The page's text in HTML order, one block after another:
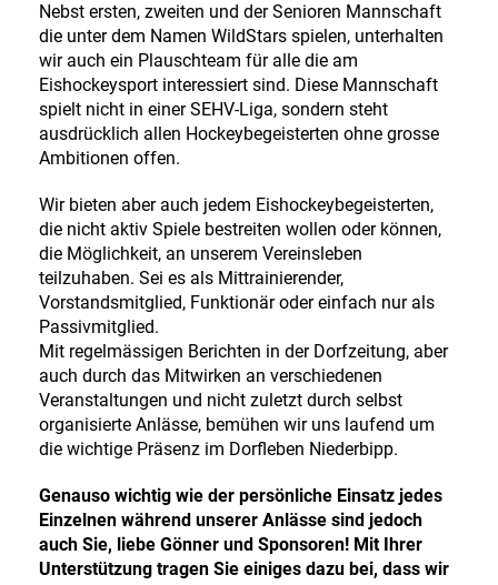
Nebst ersten, zweiten und der Senioren Mannschaft
die unter dem Namen WildStars spielen, unterhalten
wir auch ein Plauschteam für alle die am
Eishockeysport interessiert sind. Diese Mannschaft
spielt nicht in einer SEHV-Liga, sondern steht
ausdrücklich allen Hockeybegeisterten ohne grosse
Ambitionen offen.
Wir bieten aber auch jedem Eishockeybegeisterten,
die nicht aktiv Spiele bestreiten wollen oder können,
die Möglichkeit, an unserem Vereinsleben
teilzuhaben. Sei es als Mittrainierender,
Vorstandsmitglied, Funktionär oder einfach nur als
Passivmitglied.
Mit regelmässigen Berichten in der Dorfzeitung, aber
auch durch das Mitwirken an verschiedenen
Veranstaltungen und nicht zuletzt durch selbst
organisierte Anlässe, bemühen wir uns laufend um
die wichtige Präsenz im Dorfleben Niederbipp.
Genauso wichtig wie der persönliche Einsatz jedes
Einzelnen während unserer Anlässe sind jedoch
auch Sie, liebe Gönner und Sponsoren! Mit Ihrer
Unterstützung tragen Sie einiges dazu bei, dass wir